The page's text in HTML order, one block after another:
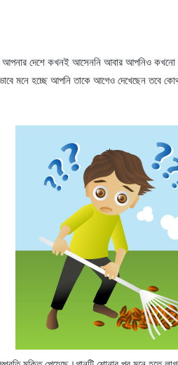
দেশে কখনই আসেননি আবার আপনিও কখনো
মনে হচ্ছে আপনি তাকে আগেও দেখেছেন তবে